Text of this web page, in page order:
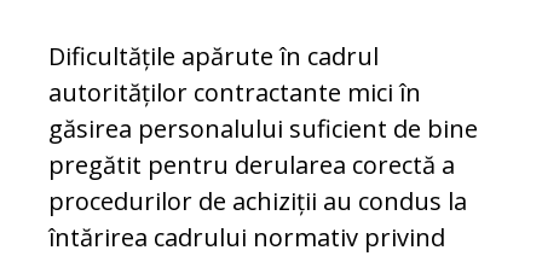
Dificultățile apărute în cadrul
autorităților contractante mici în
găsirea personalului suficient de bine
pregătit pentru derularea corectă a
procedurilor de achiziții au con­dus la
întărirea cadrului normativ privind